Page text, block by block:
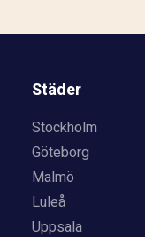
Städer
Stockholm
Göteborg
Malmö
Luleå
Uppsala